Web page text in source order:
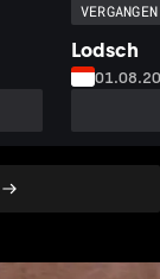
VERGANGEN
Lodsch